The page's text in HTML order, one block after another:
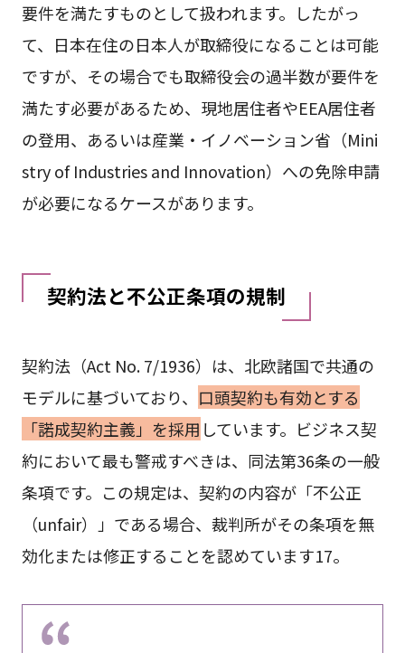
要件を満たすものとして扱われます。したがっ
て、日本在住の日本人が取締役になることは可能
ですが、その場合でも取締役会の過半数が要件を
満たす必要があるため、現地居住者やEEA居住者
の登用、あるいは産業・イノベーション省（Mini
stry of Industries and Innovation）への免除申請
が必要になるケースがあります。
契約法と不公正条項の規制
契約法（Act No. 7/1936）は、北欧諸国で共通の
モデルに基づいており、 口頭契約も有効とする
「諾成契約主義」を採用 しています。ビジネス契
約において最も警戒すべきは、同法第36条の一般
条項です。この規定は、契約の内容が「不公正
（unfair）」である場合、裁判所がその条項を無
効化または修正することを認めています17。